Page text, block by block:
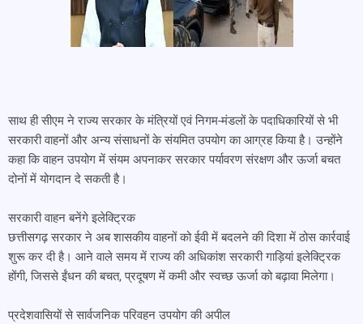
साथ ही सीएम ने राज्य सरकार के मंत्रियों एवं निगम-मंडलों के पदाधिकारियों से भी
सरकारी वाहनों और अन्य संसाधनों के संयमित उपयोग का आग्रह किया है। उन्होंने
कहा कि वाहन उपयोग में संयम अपनाकर सरकार पर्यावरण संरक्षण और ऊर्जा बचत
दोनों में योगदान दे सकती है।
सरकारी वाहन बनेंगे इलेक्ट्रिक
छत्तीसगढ़ सरकार ने अब शासकीय वाहनों को ईवी में बदलने की दिशा में ठोस कार्रवाई
शुरू कर दी है। आने वाले समय में राज्य की अधिकांश सरकारी गाड़ियां इलेक्ट्रिक
होंगी, जिससे ईंधन की बचत, प्रदूषण में कमी और स्वच्छ ऊर्जा को बढ़ावा मिलेगा।
प्रदेशवासियों से सार्वजनिक परिवहन उपयोग की अपील